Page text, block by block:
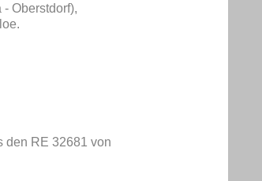
Oberstdorf),
den RE 32681 von